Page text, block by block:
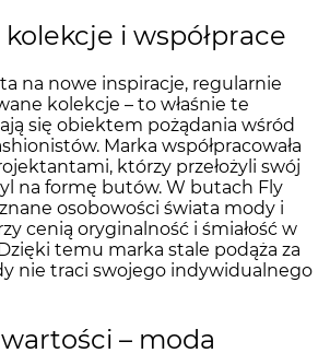
i współprace
na nowe inspiracje, regularnie
kolekcje – to właśnie te
się obiektem pożądania wśród
Marka współpracowała
którzy przełożyli swój
na formę butów. W butach Fly
osobowości świata mody i
cenią oryginalność i śmiałość w
temu marka stale podąża za
nie traci swojego indywidualnego
– moda